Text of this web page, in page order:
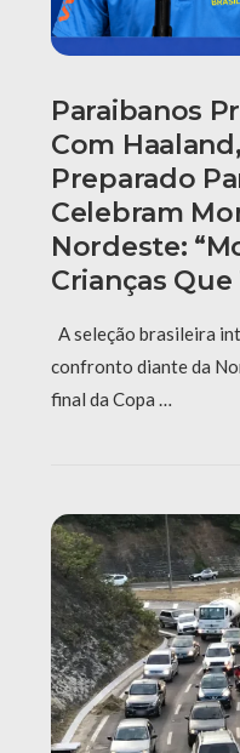
Paraibanos
Com
Preparado
Celebram
Nordeste:
Crianças
A seleção brasileira
confronto diante da
final da Copa …